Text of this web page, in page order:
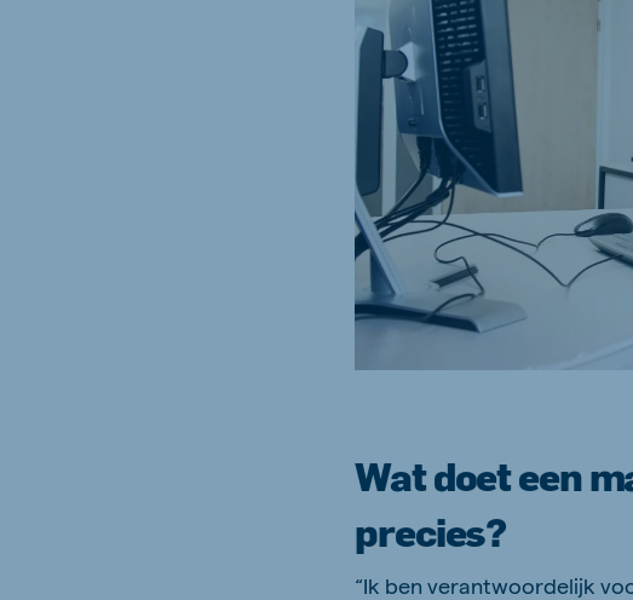
Wat doet een
precies?
“Ik ben verantwoordelijk